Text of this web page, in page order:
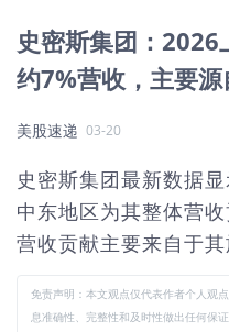
史密斯集团：
约7%营收，主要
美股速递 03-20
史密斯集团最新数据
中东地区为其整体营
营收贡献主要来自于其
免责声明：本文观点仅代表作者个人观
息准确性、完整性和及时性做出任何保